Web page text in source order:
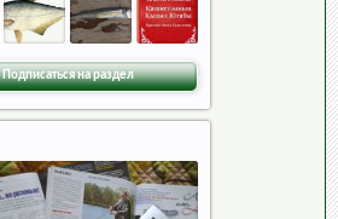
Подписаться на раздел